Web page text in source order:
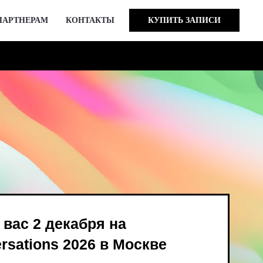
КОНТАКТЫ КУПИТЬ ЗАПИСИ
Bird и опен-колл
августе
на
в Москве